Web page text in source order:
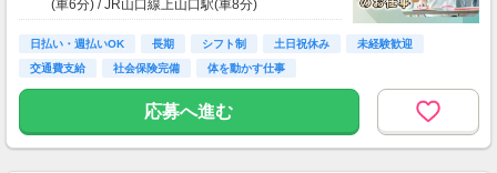
(車6分) / JR山口線上山口駅(車8分)
日払い・週払いOK 長期 シフト制 土日祝休み
未経験歓迎
交通費支給
社会保険完備 体を動かす仕事
応募へ進む